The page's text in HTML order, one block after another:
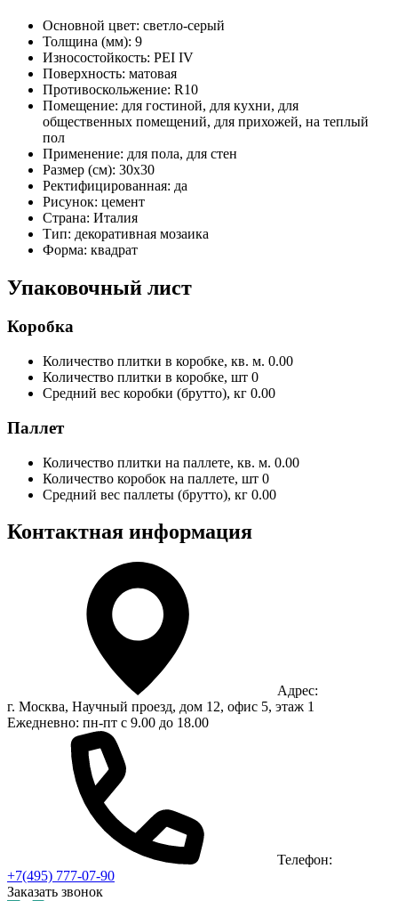
Основной цвет: светло-серый
Толщина (мм): 9
Износостойкость: PEI IV
Поверхность: матовая
Противоскольжение: R10
Помещение: для гостиной, для кухни, для
общественных помещений, для прихожей, на теплый
пол
Применение: для пола, для стен
Размер (см): 30x30
Ректифицированная: да
Рисунок: цемент
Страна: Италия
Тип: декоративная мозаика
Форма: квадрат
Упаковочный лист
Коробка
Количество плитки в коробке, кв. м. 0.00
Количество плитки в коробке, шт 0
Средний вес коробки (брутто), кг 0.00
Паллет
Количество плитки на паллете, кв. м. 0.00
Количество коробок на паллете, шт 0
Средний вес паллеты (брутто), кг 0.00
Контактная информация
Адрес:
г. Москва, Научный проезд, дом 12, офис 5, этаж 1
Ежедневно: пн-пт с 9.00 до 18.00
Телефон:
+7(495) 777-07-90
Заказать звонок